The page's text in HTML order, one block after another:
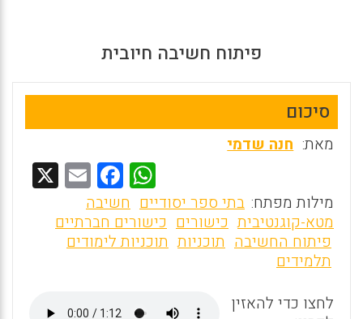
פיתוח חשיבה חיובית
סיכום
מאת: חנה שדמי
W
h
at
s
p
F
a
ce
b
o
E
m
ai
מילות מפתח: בתי ספר יסודיים חשיבה
מטא-קוגנטיבית כישורים כישורים חברתיים
פיתוח החשיבה תוכניות תוכניות לימודים
תלמידים
לחצו כדי להאזין